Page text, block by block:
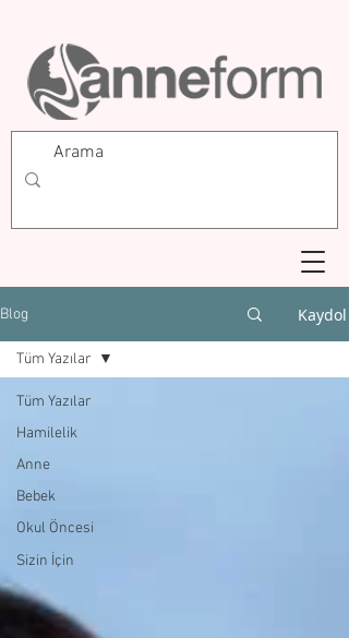
Blog Kaydol
Tüm Yazılar
Hamilelik
Anne
Bebek
Okul Öncesi
Sizin İçin
Tüm Yazılar